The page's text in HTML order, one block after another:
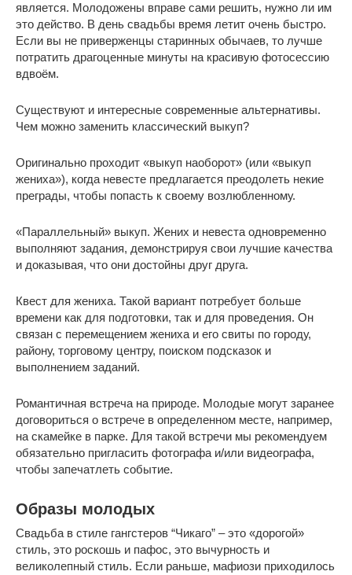
является. Молодожены вправе сами решить, нужно ли им
это действо. В день свадьбы время летит очень быстро.
Если вы не приверженцы старинных обычаев, то лучше
потратить драгоценные минуты на красивую фотосессию
вдвоём.
Существуют и интересные современные альтернативы.
Чем можно заменить классический выкуп?
Оригинально проходит «выкуп наоборот» (или «выкуп
жениха»), когда невесте предлагается преодолеть некие
преграды, чтобы попасть к своему возлюбленному.
«Параллельный» выкуп. Жених и невеста одновременно
выполняют задания, демонстрируя свои лучшие качества
и доказывая, что они достойны друг друга.
Квест для жениха. Такой вариант потребует больше
времени как для подготовки, так и для проведения. Он
связан с перемещением жениха и его свиты по городу,
району, торговому центру, поиском подсказок и
выполнением заданий.
Романтичная встреча на природе. Молодые могут заранее
договориться о встрече в определенном месте, например,
на скамейке в парке. Для такой встречи мы рекомендуем
обязательно пригласить фотографа и/или видеографа,
чтобы запечатлеть событие.
Образы молодых
Свадьба в стиле гангстеров “Чикаго” – это «дорогой»
стиль, это роскошь и пафос, это вычурность и
великолепный стиль. Если раньше, мафиози приходилось